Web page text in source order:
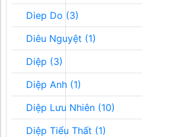
Diep Do (3)
Diêu Nguyệt (1)
Diệp (3)
Diệp Anh (1)
Diệp Lưu Nhiên (10)
Diệp Tiểu Thất (1)